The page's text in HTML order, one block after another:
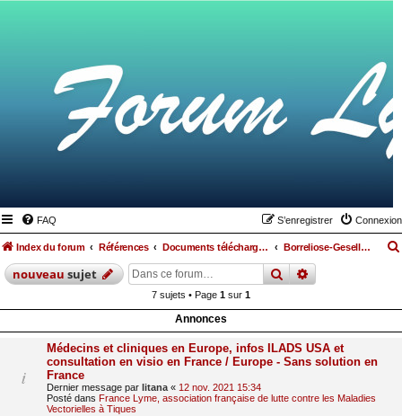
FAQ Connexion
S’enregistrer
Index du forum Références Documents téléchargeables Borreliose-Gesellschaft
nouveausujet rechercher
recherche
7 sujets • Page 1 sur 1
Annonces
Médecins et cliniques en Europe, infos ILADS USA et
consultation en visio en France / Europe - Sans solution en
France
Dernier message par litana « 12 nov. 2021 15:34
Posté dans France Lyme, association française de lutte contre les Maladies
Vectorielles à Tiques